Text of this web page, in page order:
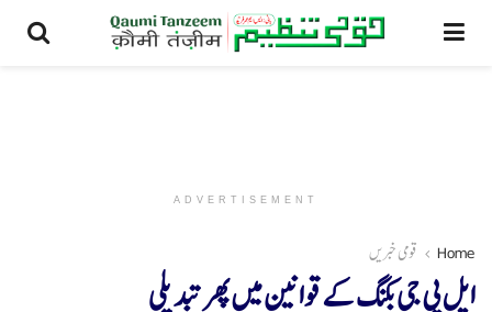
ADVERTISEMENT
Home قومی خبریں
ایل پی جی بکنگ کے قوانین میں پھر تبدیلی